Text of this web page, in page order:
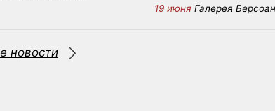
19 июня Галерея
новости